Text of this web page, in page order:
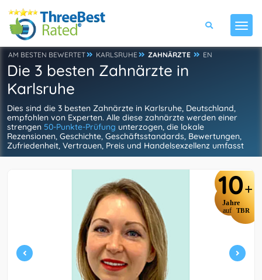
AM BESTEN BEWERTET KARLSRUHE ZAHNÄRZTE EN
Die 3 besten Zahnärzte in
Karlsruhe
Dies sind die 3 besten Zahnärzte in Karlsruhe, Deutschland,
empfohlen von Experten. Alle diese zahnärzte werden einer
strengen 50-Punkte-Prüfung unterzogen, die lokale
Rezensionen, Geschichte, Geschäftsstandards, Bewertungen,
Zufriedenheit, Vertrauen, Preis und Handelsexzellenz umfasst
10+
Jahre
auf TBR